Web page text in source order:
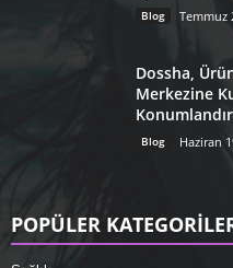
Blog Temmuz
Dossha,
Merkezine
Blog Haziran
POPÜLER